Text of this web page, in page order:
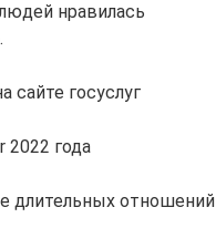
нравилась
сайте госуслуг
2022 года
длительных отношений